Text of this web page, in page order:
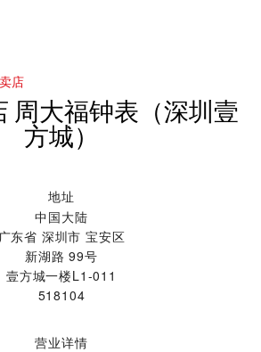
店
周大福钟表（深圳壹
方城）‬
地址
中国大陆
广东省 深圳市 宝安区
新湖路 99号
壹方城一楼L1-011
518104
营业详情